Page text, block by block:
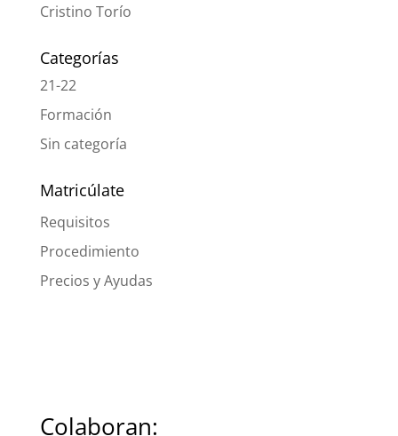
Cristino Torío
Categorías
21-22
Formación
Sin categoría
Matricúlate
Requisitos
Procedimiento
Precios y Ayudas
Colaboran: